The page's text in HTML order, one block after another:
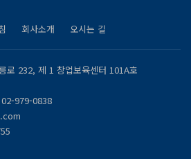
회사소개 오시는 길
로 232, 제 1 창업보육센터 101A호
02-979-0838